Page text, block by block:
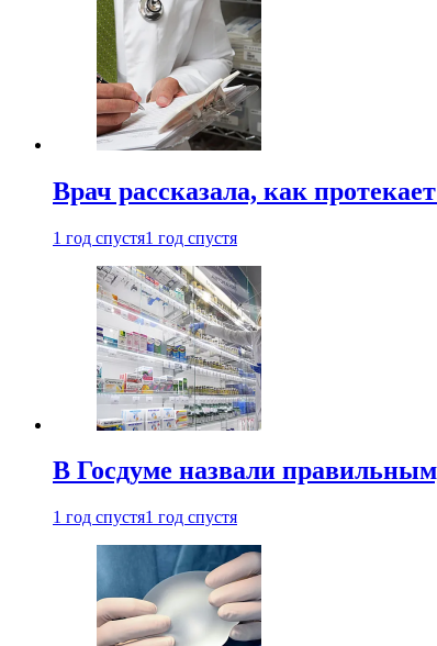
Врач рассказала, как
1 год спустя1 год спустя
В Госдуме назвали
1 год спустя1 год спустя